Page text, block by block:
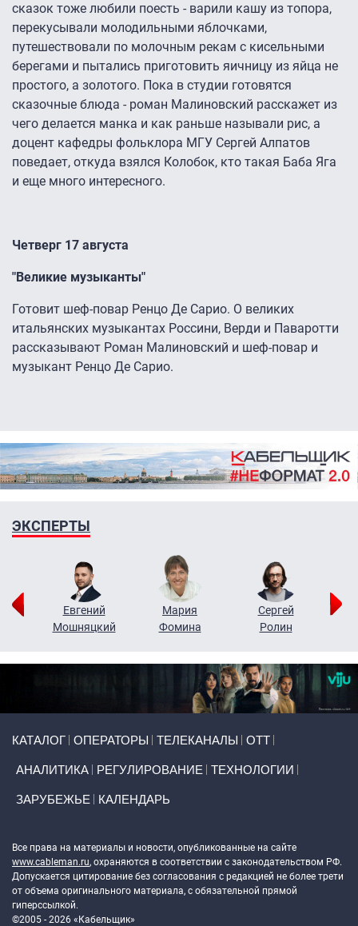
сказок тоже любили поесть - варили кашу из топора,
перекусывали молодильными яблочками,
путешествовали по молочным рекам с кисельными
берегами и пытались приготовить яичницу из яйца не
простого, а золотого. Пока в студии готовятся
сказочные блюда - роман Малиновский расскажет из
чего делается манка и как раньше называли рис, а
доцент кафедры фольклора МГУ Сергей Алпатов
поведает, откуда взялся Колобок, кто такая Баба Яга
и еще много интересного.
Четверг 17 августа
"Великие музыканты"
Готовит шеф-повар Ренцо Де Сарио. О великих
итальянских музыкантах Россини, Верди и Паваротти
рассказывают Роман Малиновский и шеф-повар и
музыкант Ренцо Де Сарио.
ЭКСПЕРТЫ
Евгений
Мошняцкий
Мария
Фомина
Сергей
Ролин
КАТАЛОГ ОПЕРАТОРЫ ТЕЛЕКАНАЛЫ ОТТ
АНАЛИТИКА РЕГУЛИРОВАНИЕ ТЕХНОЛОГИИ
ЗАРУБЕЖЬЕ КАЛЕНДАРЬ
Все права на материалы и новости, опубликованные на сайте
www.cableman.ru, охраняются в соответствии с законодательством РФ.
Допускается цитирование без согласования с редакцией не более трети
от объема оригинального материала, с обязательной прямой
гиперссылкой.
©2005 - 2026 «Кабельщик»